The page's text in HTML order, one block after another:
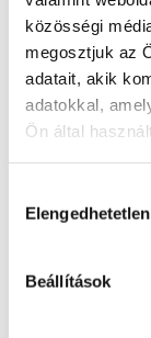
közösségi
megosztjuk az
adatait, akik
adatokkal,
Ön által
kiválasztása
Elengedhetetlen
Beállítások
Hossz: 890 cm
Belső hossz:
Paraméterek
Szélesség: 305
Belső